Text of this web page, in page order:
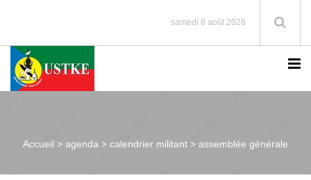
samedi 8 août 2026
Accueil > agenda > calendrier militant > assemblée générale